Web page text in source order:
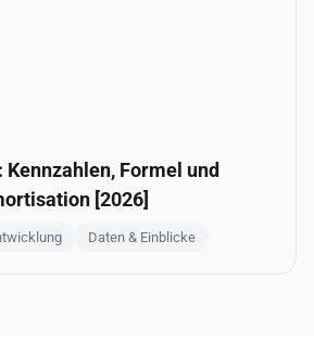
Kennzahlen, Formel und
[2026]
Daten & Einblicke